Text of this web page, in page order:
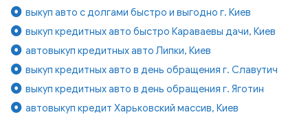
выкуп авто с долгами быстро и выгодно г. Киев
выкуп кредитных авто быстро Караваевы дачи, Киев
автовыкуп кредитных авто Липки, Киев
выкуп кредитных авто в день обращения г. Славутич
выкуп кредитных авто в день обращения г. Яготин
автовыкуп кредит Харьковский массив, Киев